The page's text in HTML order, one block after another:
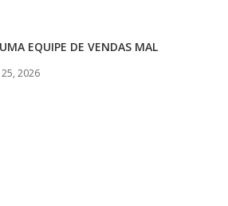
EQUIPE DE VENDAS MAL
2026